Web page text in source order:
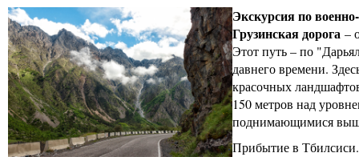
Экскурсия по
Грузинская дорога –
Этот путь – по
давнего времени.
красочных
150 метров над
поднимающимися
Прибытие в